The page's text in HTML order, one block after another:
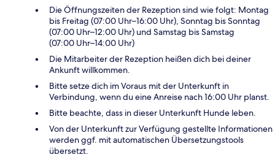
Die Öffnungszeiten der Rezeption sind wie folgt: Montag
bis Freitag (07:00 Uhr–16:00 Uhr), Sonntag bis Sonntag
(07:00 Uhr–12:00 Uhr) und Samstag bis Samstag
(07:00 Uhr–14:00 Uhr)
Die Mitarbeiter der Rezeption heißen dich bei deiner
Ankunft willkommen.
Bitte setze dich im Voraus mit der Unterkunft in
Verbindung, wenn du eine Anreise nach 16:00 Uhr planst.
Bitte beachte, dass in dieser Unterkunft Hunde leben.
Von der Unterkunft zur Verfügung gestellte Informationen
werden ggf. mit automatischen Übersetzungstools
übersetzt.